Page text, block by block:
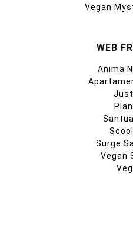
Vegan
WEB
Anima
Surge
Vegan